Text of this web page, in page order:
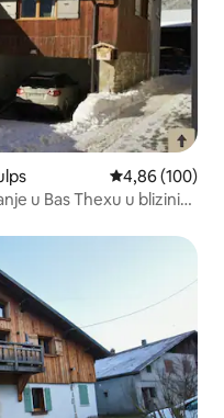
Prosječna
4,86 (100)
u Bas Thexu u blizini
„Odabrali gosti”